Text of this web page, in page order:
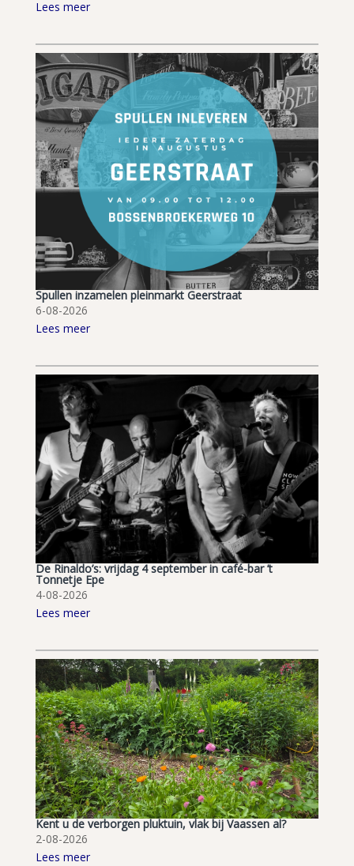
Lees meer
Spullen inzamelen pleinmarkt Geerstraat
6-08-2026
Lees meer
De Rinaldo’s: vrijdag 4 september in café-bar ’t
Tonnetje Epe
4-08-2026
Lees meer
Kent u de verborgen pluktuin, vlak bij Vaassen al?
2-08-2026
Lees meer